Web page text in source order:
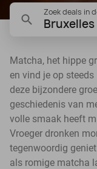
Zoek deals in
Bruxelles
Matcha, het hippe
en vind je op
deze bijzondere
geschiedenis van
volle smaak heeft
Vroeger dronken
tegenwoordig
als romige matcha